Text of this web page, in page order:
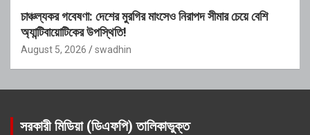
চাঞ্চল্যকর গবেষণা: দেশের মুরগির মাংসেও নিরাপদ সীমার চেয়ে বেশি
অ্যান্টিবায়োটিকের উপস্থিতি!
August 5, 2026 swadhin
সরকারী মিডিয়া (ডিএফপি) তালিকাভুক্ত